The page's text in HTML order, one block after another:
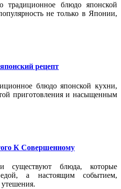
блюдо японской
не только в Японии,
рецепт
блюдо японской кухни,
приготовления и насыщенным
К Совершенному
существуют блюда, которые
а настоящим событием,